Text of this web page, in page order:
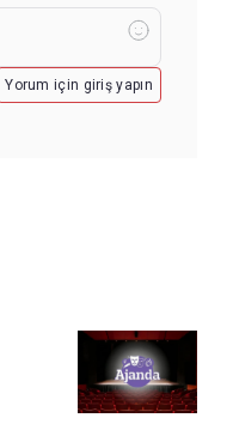
Yorum için giriş yapın